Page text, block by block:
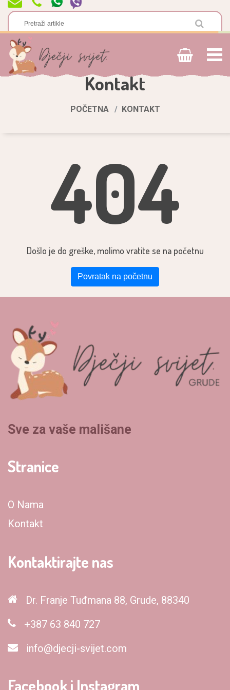
Kontakt
POČETNA KONTAKT
404
Došlo je do greške, molimo vratite se na početnu
Povratak na početnu
Sve za vaše mališane
Stranice
O Nama
Kontakt
Kontaktirajte nas
Dr. Franje Tuđmana 88, Grude, 88340
+387 63 840 727
info@djecji-svijet.com
Facebook i Instagram